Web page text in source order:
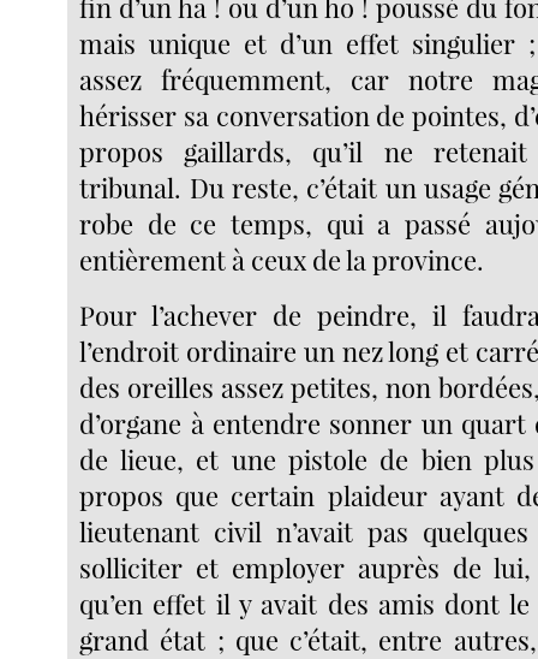
mais unique et d’un effet singulier
assez fréquemment, car notre
hérisser sa conversation de pointes,
propos gaillards, qu’il ne
tribunal. Du reste, c’était un usage
robe de ce temps, qui a passé
entièrement à ceux de la province.
Pour l’achever de peindre, il
l’endroit ordinaire un nez long et
des oreilles assez petites, non
d’organe à entendre sonner un quart
de lieue, et une pistole de bien
propos que certain plaideur ayant
lieutenant civil n’avait pas
solliciter et employer auprès de
qu’en effet il y avait des amis dont le
grand état ; que c’était, entre